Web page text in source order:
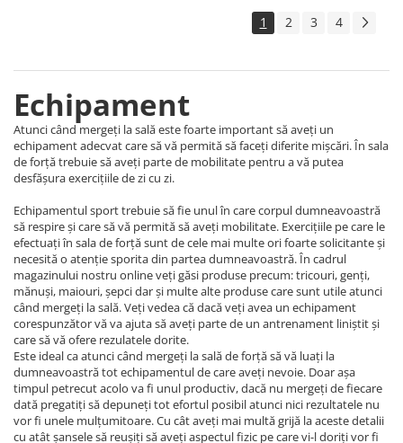
1 2 3 4
Echipament
Atunci când mergeți la sală este foarte important să aveți un
echipament adecvat care să vă permită să faceți diferite mișcări. În sala
de forță trebuie să aveți parte de mobilitate pentru a vă putea
desfășura exercițiile de zi cu zi.
Echipamentul sport trebuie să fie unul în care corpul dumneavoastră
să respire și care să vă permită să aveți mobilitate. Exercițiile pe care le
efectuați în sala de forță sunt de cele mai multe ori foarte solicitante și
necesită o atenție sporita din partea dumneavoastră. În cadrul
magazinului nostru online veți găsi produse precum: tricouri, genți,
mănuși, maiouri, șepci dar și multe alte produse care sunt utile atunci
când mergeți la sală. Veți vedea că dacă veți avea un echipament
corespunzător vă va ajuta să aveți parte de un antrenament liniștit și
care să vă ofere rezulatele dorite.
Este ideal ca atunci când mergeți la sală de forță să vă luați la
dumneavoastră tot echipamentul de care aveți nevoie. Doar așa
timpul petrecut acolo va fi unul productiv, dacă nu mergeți de fiecare
dată pregatiți să depuneți tot efortul posibil atunci nici rezultatele nu
vor fi unele mulțumitoare. Cu cât aveți mai multă grijă la aceste detalii
cu atât șansele să reușiți să aveți aspectul fizic pe care vi-l doriți vor fi